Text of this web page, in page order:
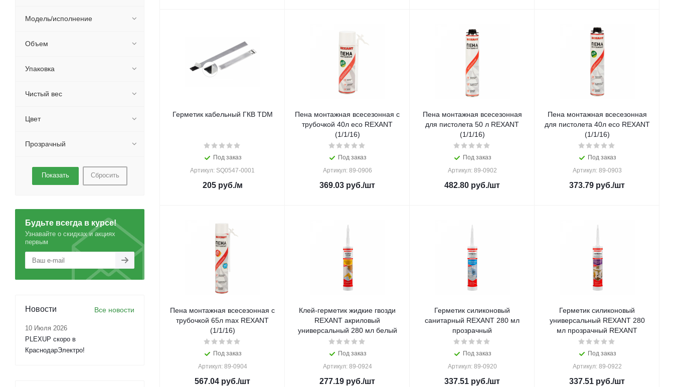
Герметик кабельный ГКВ TDM
Под заказ
Артикул: SQ0547-0001
205руб./м
Пена монтажная всесезонная с
трубочкой 40л eco REXANT
(1/1/16)
Под заказ
Артикул: 89-0906
369.03 руб./шт
Пена монтажная всесезонная
для пистолета 50 л REXANT
(1/1/16)
Под заказ
Артикул: 89-0902
482.80 руб./шт
Пена монтажная всесезонная
для пистолета 40л eco REXANT
(1/1/16)
Под заказ
Артикул: 89-0903
373.79 руб./шт
Пена монтажная всесезонная с
трубочкой 65л max REXANT
(1/1/16)
Под заказ
Артикул: 89-0904
567.04 руб./шт
Клей-герметик жидкие гвозди
REXANT акриловый
универсальный 280 мл белый
Под заказ
Артикул: 89-0924
277.19 руб./шт
Герметик силиконовый
санитарный REXANT 280 мл
прозрачный
Под заказ
Артикул: 89-0920
337.51 руб./шт
Герметик силиконовый
универсальный REXANT 280
мл прозрачный REXANT
Под заказ
Артикул: 89-0922
337.51 руб./шт
Модель/исполнение
Объем
Упаковка
Чистый вес
Цвет
Прозрачный
Сбросить
Будьте всегда в курсе!
Узнавайте о скидках и акциях
первым
Новости Все новости
10 Июля 2026
PLEXUP скоро в
КраснодарЭлектро!